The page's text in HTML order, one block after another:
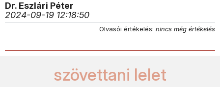
Dr. Eszlári Péter
2024-09-19 12:18:50
Olvasói értékelés: nincs még értékelés
szövettani lelet